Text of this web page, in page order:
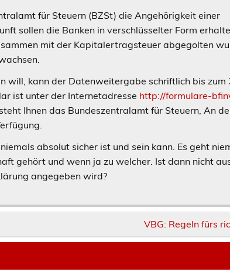
für Steuern (BZSt) die Angehörigkeit einer
sollen die Banken in verschlüsselter Form
mit der Kapitalertragsteuer abgegolten
will, kann der Datenweitergabe schriftlich bis zum
ist unter der Internetadresse http://formulare-
Ihnen das Bundeszentralamt für Steuern, An
absolut sicher ist und sein kann. Es geht
gehört und wenn ja zu welcher. Ist dann nicht
angegeben wird?
VBG: Regeln fürs